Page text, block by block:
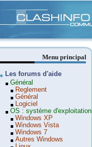
Menu principal
Les forums d'aide
Général
Reglement
Général
Logiciel
OS : système d'exploitation
Windows XP
Windows Vista
Windows 7
Autres Windows